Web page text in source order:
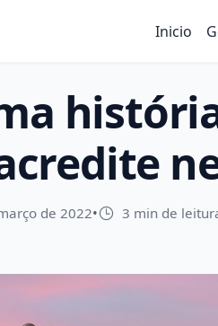
Inicio
de 2022• 3 min de